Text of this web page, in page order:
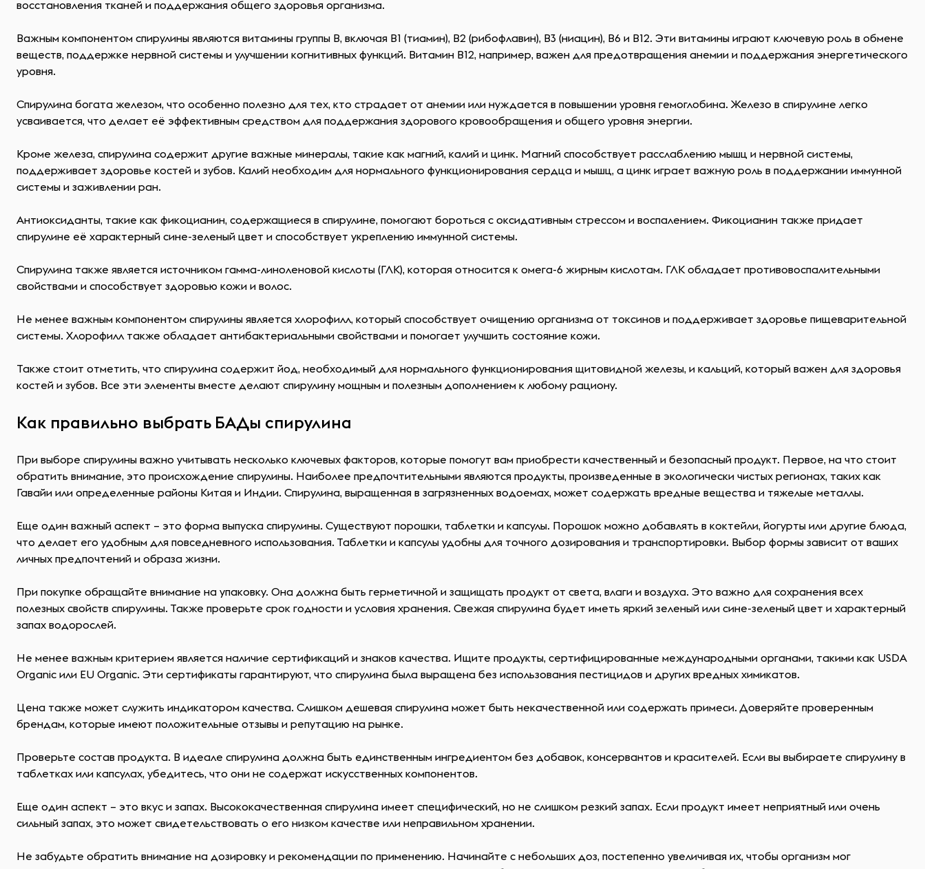
восстановления тканей и поддержания общего здоровья организма.
Важным компонентом спирулины являются витамины группы В, включая В1 (тиамин), В2 (рибофлавин), В3 (ниацин), В6 и В12. Эти витамины играют ключевую роль в обмене
веществ, поддержке нервной системы и улучшении когнитивных функций. Витамин В12, например, важен для предотвращения анемии и поддержания энергетического
уровня.
Спирулина богата железом, что особенно полезно для тех, кто страдает от анемии или нуждается в повышении уровня гемоглобина. Железо в спирулине легко
усваивается, что делает её эффективным средством для поддержания здорового кровообращения и общего уровня энергии.
Кроме железа, спирулина содержит другие важные минералы, такие как магний, калий и цинк. Магний способствует расслаблению мышц и нервной системы,
поддерживает здоровье костей и зубов. Калий необходим для нормального функционирования сердца и мышц, а цинк играет важную роль в поддержании иммунной
системы и заживлении ран.
Антиоксиданты, такие как фикоцианин, содержащиеся в спирулине, помогают бороться с оксидативным стрессом и воспалением. Фикоцианин также придает
спирулине её характерный сине-зеленый цвет и способствует укреплению иммунной системы.
Спирулина также является источником гамма-линоленовой кислоты (ГЛК), которая относится к омега-6 жирным кислотам. ГЛК обладает противовоспалительными
свойствами и способствует здоровью кожи и волос.
Не менее важным компонентом спирулины является хлорофилл, который способствует очищению организма от токсинов и поддерживает здоровье пищеварительной
системы. Хлорофилл также обладает антибактериальными свойствами и помогает улучшить состояние кожи.
Также стоит отметить, что спирулина содержит йод, необходимый для нормального функционирования щитовидной железы, и кальций, который важен для здоровья
костей и зубов. Все эти элементы вместе делают спирулину мощным и полезным дополнением к любому рациону.
Как правильно выбрать БАДы спирулина
При выборе спирулины важно учитывать несколько ключевых факторов, которые помогут вам приобрести качественный и безопасный продукт. Первое, на что стоит
обратить внимание, это происхождение спирулины. Наиболее предпочтительными являются продукты, произведенные в экологически чистых регионах, таких как
Гавайи или определенные районы Китая и Индии. Спирулина, выращенная в загрязненных водоемах, может содержать вредные вещества и тяжелые металлы.
Еще один важный аспект – это форма выпуска спирулины. Существуют порошки, таблетки и капсулы. Порошок можно добавлять в коктейли, йогурты или другие блюда,
что делает его удобным для повседневного использования. Таблетки и капсулы удобны для точного дозирования и транспортировки. Выбор формы зависит от ваших
личных предпочтений и образа жизни.
При покупке обращайте внимание на упаковку. Она должна быть герметичной и защищать продукт от света, влаги и воздуха. Это важно для сохранения всех
полезных свойств спирулины. Также проверьте срок годности и условия хранения. Свежая спирулина будет иметь яркий зеленый или сине-зеленый цвет и характерный
запах водорослей.
Не менее важным критерием является наличие сертификаций и знаков качества. Ищите продукты, сертифицированные международными органами, такими как USDA
Organic или EU Organic. Эти сертификаты гарантируют, что спирулина была выращена без использования пестицидов и других вредных химикатов.
Цена также может служить индикатором качества. Слишком дешевая спирулина может быть некачественной или содержать примеси. Доверяйте проверенным
брендам, которые имеют положительные отзывы и репутацию на рынке.
Проверьте состав продукта. В идеале спирулина должна быть единственным ингредиентом без добавок, консервантов и красителей. Если вы выбираете спирулину в
таблетках или капсулах, убедитесь, что они не содержат искусственных компонентов.
Еще один аспект – это вкус и запах. Высококачественная спирулина имеет специфический, но не слишком резкий запах. Если продукт имеет неприятный или очень
сильный запах, это может свидетельствовать о его низком качестве или неправильном хранении.
Не забудьте обратить внимание на дозировку и рекомендации по применению. Начинайте с небольших доз, постепенно увеличивая их, чтобы организм мог